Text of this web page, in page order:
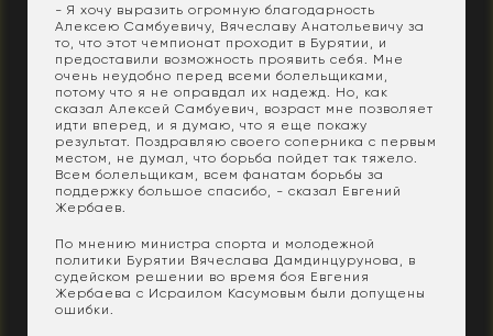
- Я хочу выразить огромную благодарность
Алексею Самбуевичу, Вячеславу Анатольевичу за
то, что этот чемпионат проходит в Бурятии, и
предоставили возможность проявить себя. Мне
очень неудобно перед всеми болельщиками,
потому что я не оправдал их надежд. Но, как
сказал Алексей Самбуевич, возраст мне позволяет
идти вперед, и я думаю, что я еще покажу
результат. Поздравляю своего соперника с первым
местом, не думал, что борьба пойдет так тяжело.
Всем болельщикам, всем фанатам борьбы за
поддержку большое спасибо, - сказал Евгений
Жербаев.
По мнению министра спорта и молодежной
политики Бурятии Вячеслава Дамдинцурунова, в
судейском решении во время боя Евгения
Жербаева с Исраилом Касумовым были допущены
ошибки.